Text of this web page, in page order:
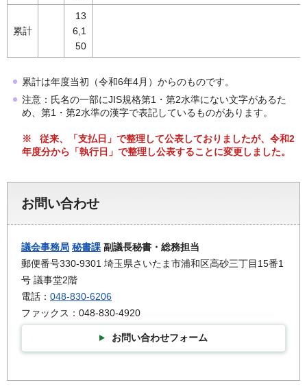
累計
13
6,1
50
累計は年度当初（令和6年4月）からのものです。
注意：氏名の一部にJIS規格第1・第2水準にない文字があるた
め、第1・第2水準の漢字で表記しているものがあります。
※ 従来、「支払日」で整理して公表しておりましたが、令和2
年度分から「執行日」で整理し公表することに変更しました。
お問い合わせ
議会事務局 秘書課 副議長秘書・総務担当
郵便番号330-9301 埼玉県さいたま市浦和区高砂三丁目15番1
号 議事堂2階
電話： 048-830-6206
ファックス：048-830-4920
お問い合わせフォーム